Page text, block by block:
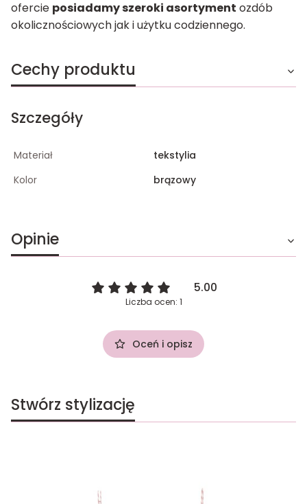
ofercie posiadamy szeroki asortyment ozdób
okolicznościowych jak i użytku codziennego.
Cechy produktu
Szczegóły
Materiał
tekstylia
Kolor
brązowy
Opinie
5.00
Liczba ocen: 1
Oceń i opisz
Stwórz stylizację